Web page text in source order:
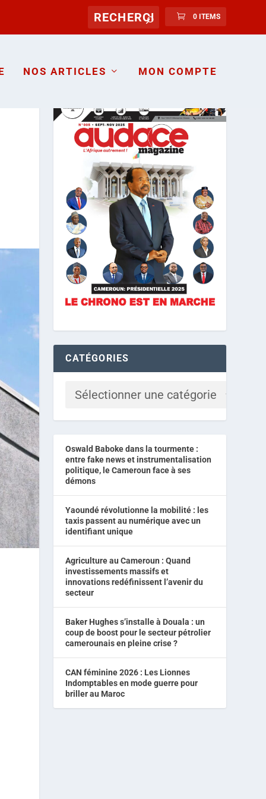
0 ITEMS
NOS ARTICLES MON COMPTE
CATÉGORIES
Oswald Baboke dans la tourmente :
entre fake news et instrumentalisation
politique, le Cameroun face à ses
démons
Yaoundé révolutionne la mobilité : les
taxis passent au numérique avec un
identifiant unique
Agriculture au Cameroun : Quand
investissements massifs et
innovations redéfinissent l’avenir du
secteur
Baker Hughes s’installe à Douala : un
coup de boost pour le secteur pétrolier
camerounais en pleine crise ?
CAN féminine 2026 : Les Lionnes
Indomptables en mode guerre pour
briller au Maroc